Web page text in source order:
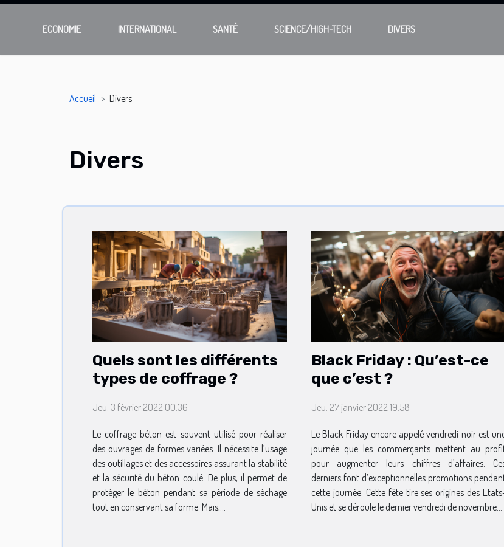
ECONOMIE INTERNATIONAL SANTÉ SCIENCE/HIGH-TECH DIVERS
Accueil Divers
Divers
Quels sont les différents
types de coffrage ?
Jeu. 3 février 2022 00:36
Le coffrage béton est souvent utilisé pour réaliser
des ouvrages de formes variées. Il nécessite l’usage
des outillages et des accessoires assurant la stabilité
et la sécurité du béton coulé. De plus, il permet de
protéger le béton pendant sa période de séchage
tout en conservant sa forme. Mais,...
Black Friday : Qu’est-ce
que c’est ?
Jeu. 27 janvier 2022 19:58
Le Black Friday encore appelé vendredi noir est
journée que les commerçants mettent au
pour augmenter leurs chiffres d’affaires.
derniers font d’exceptionnelles promotions
cette journée. Cette fête tire ses origines des
Unis et se déroule le dernier vendredi de novembre...